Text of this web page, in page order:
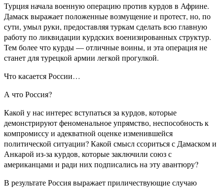
Турция начала военную операцию против курдов в Африне.
Дамаск выражает положенные возмущение и протест, но, по
сути, умыл руки, предоставляя туркам сделать всю главную
работу по ликвидации курдских военизированных структур.
Тем более что курды — отличные воины, и эта операция не
станет для турецкой армии легкой прогулкой.
Что касается России…
А что Россия?
Какой у нас интерес вступаться за курдов, которые
демонстрируют феноменальное упрямство, неспособность к
компромиссу и адекватной оценке изменившейся
политической ситуации? Какой смысл ссориться с Дамаском и
Анкарой из-за курдов, которые заключили союз с
американцами и ради них подписались на эту авантюру?
В результате Россия выражает приличествующие случаю